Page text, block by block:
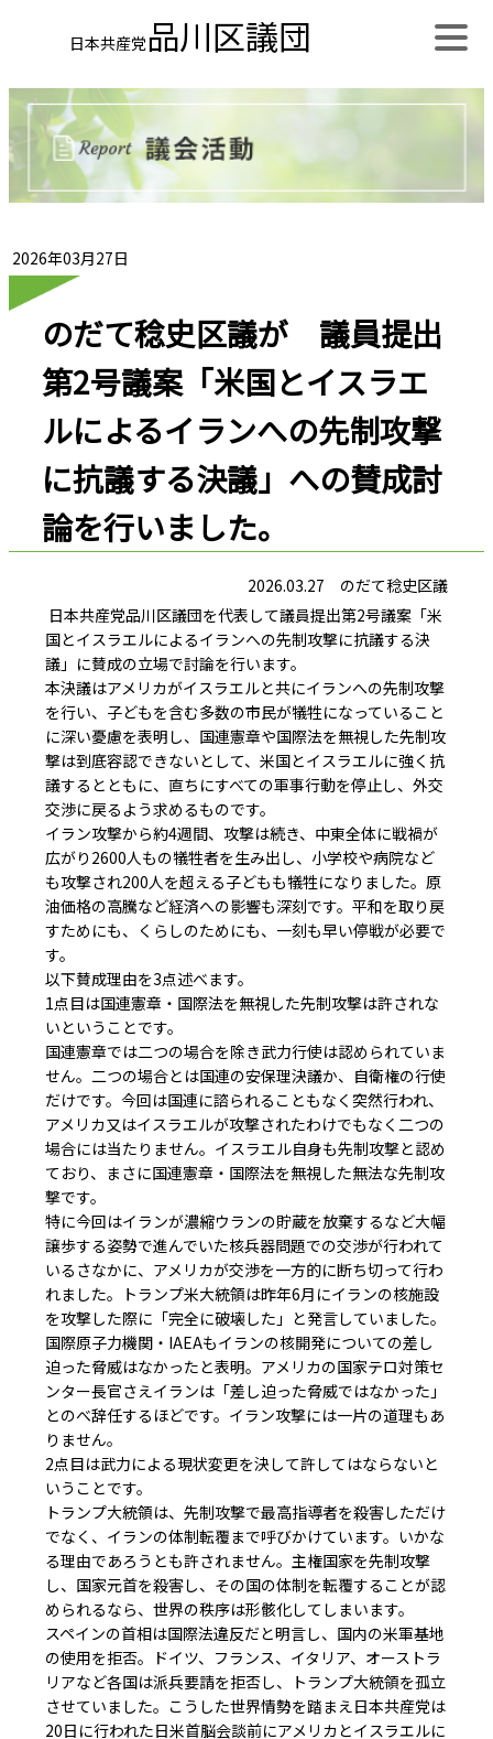
日本共産党品川区議団
2026年03月27日
のだて稔史区議が 議員提出
第2号議案「米国とイスラエ
ルによるイランへの先制攻撃
に抗議する決議」への賛成討
論を行いました。
2026.03.27 のだて稔史区議
日本共産党品川区議団を代表して議員提出第2号議案「米
国とイスラエルによるイランへの先制攻撃に抗議する決
議」に賛成の立場で討論を行います。
本決議はアメリカがイスラエルと共にイランへの先制攻撃
を行い、子どもを含む多数の市民が犠牲になっていること
に深い憂慮を表明し、国連憲章や国際法を無視した先制攻
撃は到底容認できないとして、米国とイスラエルに強く抗
議するとともに、直ちにすべての軍事行動を停止し、外交
交渉に戻るよう求めるものです。
イラン攻撃から約4週間、攻撃は続き、中東全体に戦禍が
広がり2600人もの犠牲者を生み出し、小学校や病院など
も攻撃され200人を超える子どもも犠牲になりました。原
油価格の高騰など経済への影響も深刻です。平和を取り戻
すためにも、くらしのためにも、一刻も早い停戦が必要で
す。
以下賛成理由を3点述べます。
1点目は国連憲章・国際法を無視した先制攻撃は許されな
いということです。
国連憲章では二つの場合を除き武力行使は認められていま
せん。二つの場合とは国連の安保理決議か、自衛権の行使
だけです。今回は国連に諮られることもなく突然行われ、
アメリカ又はイスラエルが攻撃されたわけでもなく二つの
場合には当たりません。イスラエル自身も先制攻撃と認め
ており、まさに国連憲章・国際法を無視した無法な先制攻
撃です。
特に今回はイランが濃縮ウランの貯蔵を放棄するなど大幅
譲歩する姿勢で進んでいた核兵器問題での交渉が行われて
いるさなかに、アメリカが交渉を一方的に断ち切って行わ
れました。トランプ米大統領は昨年6月にイランの核施設
を攻撃した際に「完全に破壊した」と発言していました。
国際原子力機関・IAEAもイランの核開発についての差し
迫った脅威はなかったと表明。アメリカの国家テロ対策セ
ンター長官さえイランは「差し迫った脅威ではなかった」
とのべ辞任するほどです。イラン攻撃には一片の道理もあ
りません。
2点目は武力による現状変更を決して許してはならないと
いうことです。
トランプ大統領は、先制攻撃で最高指導者を殺害しただけ
でなく、イランの体制転覆まで呼びかけています。いかな
る理由であろうとも許されません。主権国家を先制攻撃
し、国家元首を殺害し、その国の体制を転覆することが認
められるなら、世界の秩序は形骸化してしまいます。
スペインの首相は国際法違反だと明言し、国内の米軍基地
の使用を拒否。ドイツ、フランス、イタリア、オーストラ
リアなど各国は派兵要請を拒否し、トランプ大統領を孤立
させていました。こうした世界情勢を踏まえ日本共産党は
20日に行われた日米首脳会談前にアメリカとイスラエルに